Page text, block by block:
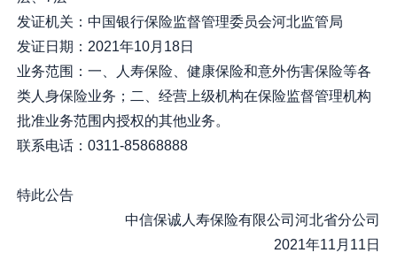
发证机关：中国银行保险监督管理委员会河北监管局
发证日期：2021年10月18日
业务范围：一、人寿保险、健康保险和意外伤害保险等各
类人身保险业务；二、经营上级机构在保险监督管理机构
批准业务范围内授权的其他业务。
联系电话：0311-85868888
特此公告
中信保诚人寿保险有限公司河北省分公司
2021年11月11日